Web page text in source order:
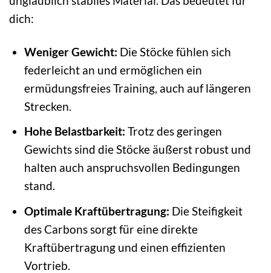
dich:
Weniger Gewicht: Die Stöcke fühlen sich
federleicht an und ermöglichen ein
ermüdungsfreies Training, auch auf längeren
Strecken.
Hohe Belastbarkeit: Trotz des geringen
Gewichts sind die Stöcke äußerst robust und
halten auch anspruchsvollen Bedingungen
stand.
Optimale Kraftübertragung: Die Steifigkeit
des Carbons sorgt für eine direkte
Kraftübertragung und einen effizienten
Vortrieb.